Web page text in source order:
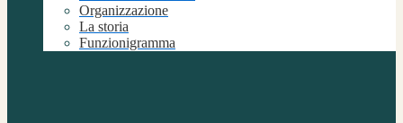
Organizzazione
La storia
Funzionigramma